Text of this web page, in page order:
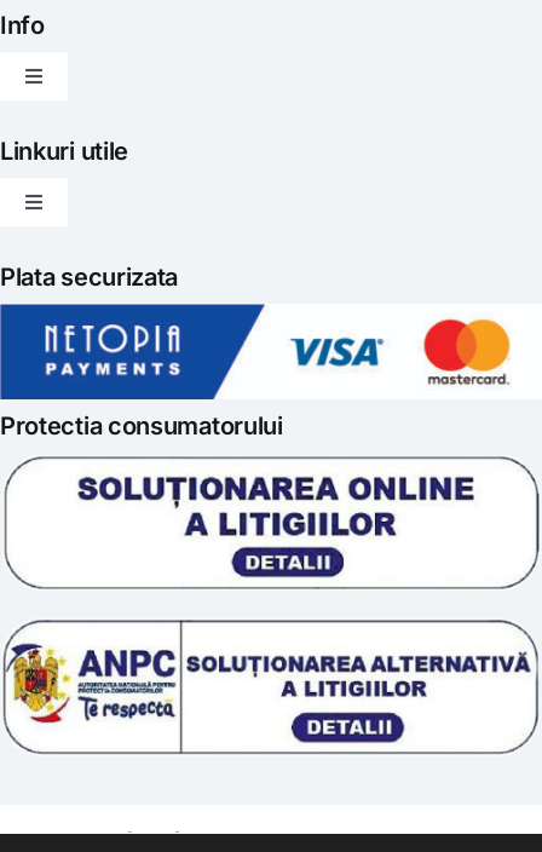
Info
Toggle
Articole
Gatit creativ
Iubim fructele
Scoala „Sanatate 5D”
Tratamente naturale
Linkuri utile
Toggle
Politica de livrare
Politica de retur
Prelucrarea datelor
Termeni si conditii
Politica cookie
Plata securizata
Protectia consumatorului
© 2011 – [year] Fundatia Simile. Toate drepturile